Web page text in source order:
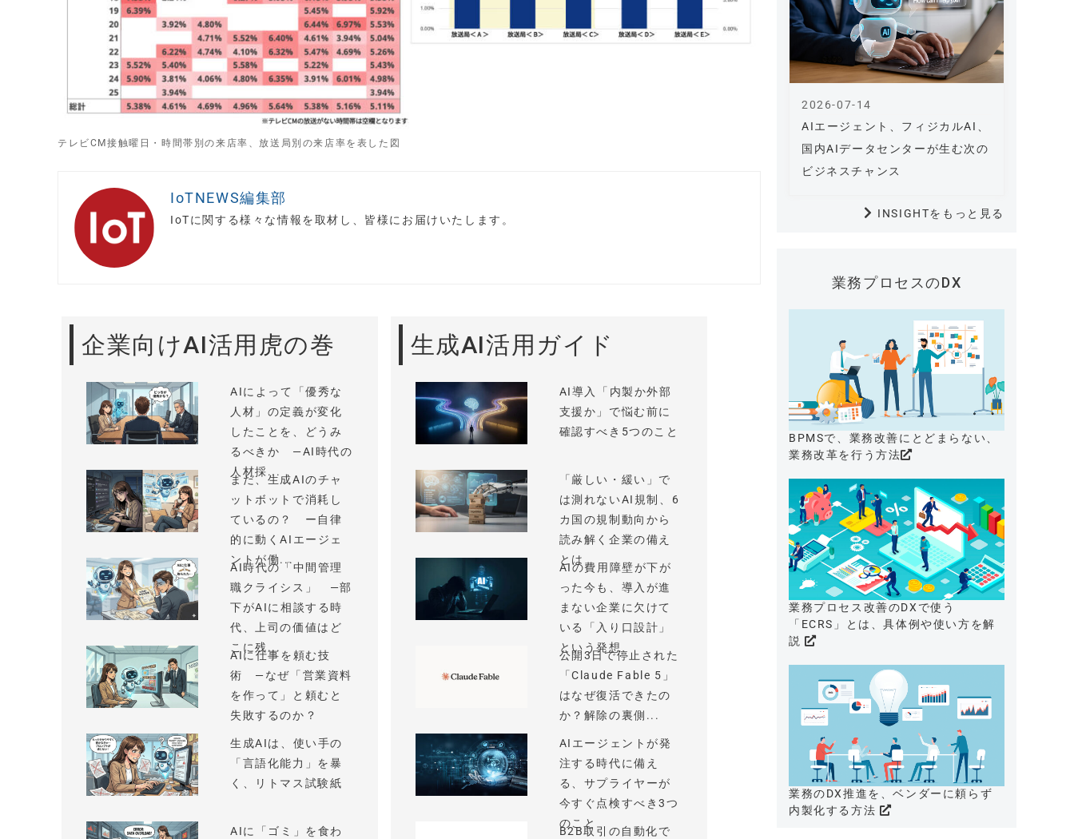
テレビCM接触曜日・時間帯別の来店率、放送局別の来店率を表した図
IoTNEWS編集部
IoTに関する様々な情報を取材し、皆様にお届けいたします。
企業向けAI活用虎の巻
AIによって「優秀な
人材」の定義が変化
したことを、どうみ
るべきか —AI時代の
人材採...
まだ、生成AIのチャ
ットボットで消耗し
ているの？ ー自律
的に動くAIエージェ
ントが働...
AI時代の「中間管理
職クライシス」 —部
下がAIに相談する時
代、上司の価値はど
こに残...
AIに仕事を頼む技
術 —なぜ「営業資料
を作って」と頼むと
失敗するのか？
生成AIは、使い手の
「言語化能力」を暴
く、リトマス試験紙
AIに「ゴミ」を食わ
生成AI活用ガイド
AI導入「内製か外部
支援か」で悩む前に
確認すべき5つのこと
「厳しい・緩い」で
は測れないAI規制、6
カ国の規制動向から
読み解く企業の備え
とは
AIの費用障壁が下が
った今も、導入が進
まない企業に欠けて
いる「入り口設計」
という発想
公開3日で停止された
「Claude Fable 5」
はなぜ復活できたの
か？解除の裏側...
AIエージェントが発
注する時代に備え
る、サプライヤーが
今すぐ点検すべき3つ
のこと
B2B取引の自動化で
AIエージェント、フィジカルAI、
国内AIデータセンターが生む次の
ビジネスチャンス
2026-07-14
INSIGHTをもっと見る
業務プロセスのDX
BPMSで、業務改善にとどまらない、
業務改革を行う方法
業務プロセス改善のDXで使う
「ECRS」とは、具体例や使い方を解
説
業務のDX推進を、ベンダーに頼らず
内製化する方法